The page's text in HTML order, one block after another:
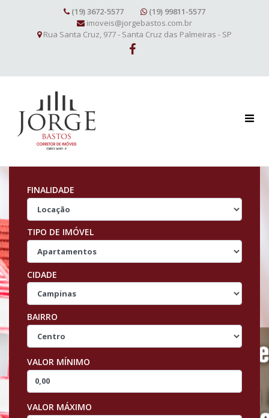
(19) 3672-5577
(19) 99811-5577
imoveis@jorgebastos.com.br
Rua Santa Cruz, 977 - Santa Cruz das Palmeiras - SP
FINALIDADE
TIPO DE IMÓVEL
CIDADE
BAIRRO
VALOR MÍNIMO
VALOR MÁXIMO